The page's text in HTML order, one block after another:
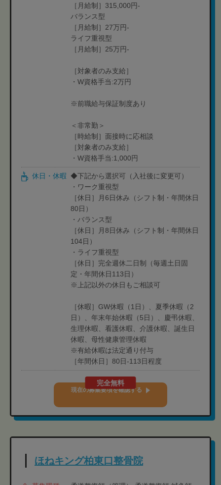
［月給制］315,000円-
バランス型
［月給制］27万円-
ライフ重視型
［月給制］25万円-
［対象者のみ支給］
・W資格手当:2万円
※前職給与保証制度あり
＜非常勤＞
［時給制］面接時に応相談
［対象者のみ支給］
・W資格手当:1,000円
休日・休暇
◆下記から選択可（入社後に変更可）
・ワーク重視型
［休日］月6日休み（シフト制・年間休日
80日）
・バランス型
［休日］月8日休み（シフト制・年間休日
104日）
・ライフ重視型
［休日］完全週休二日制（毎週土日固
定・年間休日113日）
※上記以外の休日もご相談可
［休暇］GW休暇（1日）、夏季休暇（2
日）、年末年始休暇（5日）、慶弔休暇、
生理休暇、看護休暇、介護休暇、誕生日
休暇、母性健康管理休暇
※有給休暇は法定通り付与
［年間休日］80日-113日程度
完全無料
現在の募集要項を確認する
ほねキング柏東口整骨院